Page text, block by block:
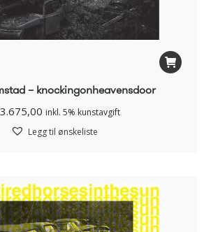
– knockingonheavensdoor
3.675,00 inkl. 5% kunstavgift
Legg til ønskeliste